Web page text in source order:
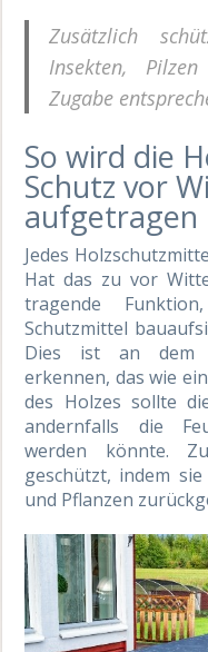
Zusätzlich
Insekten,
Zugabe
So wird die
Schutz vor
aufgetragen
Jedes
Hat das zu vor
tragende
Schutzmittel
Dies ist an dem
erkennen, das wie
des Holzes sollte
andernfalls die
werden könnte.
geschützt, indem
und Pflanzen